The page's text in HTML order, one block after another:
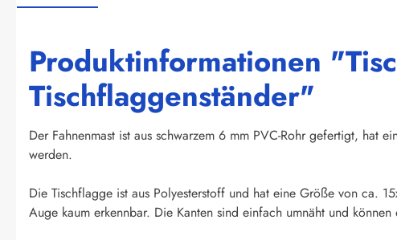
Produktinformationen
Tischflaggenständer"
Der Fahnenmast ist aus schwarzem 6 mm PVC-Rohr gefertigt, hat
werden.
Die Tischflagge ist aus Polyesterstoff und hat eine Größe von ca.
Auge kaum erkennbar. Die Kanten sind einfach umnäht und